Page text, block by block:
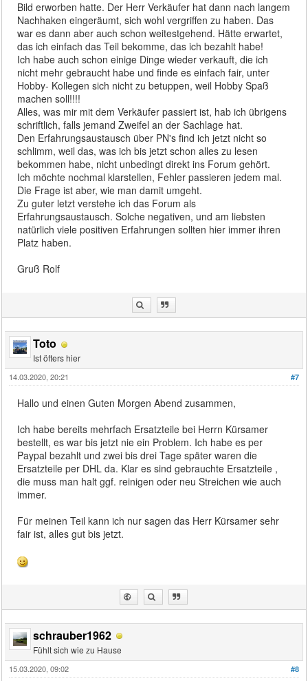
Bild erworben hatte. Der Herr Verkäufer hat dann nach langem
Nachhaken eingeräumt, sich wohl vergriffen zu haben. Das
war es dann aber auch schon weitestgehend. Hätte erwartet,
das ich einfach das Teil bekomme, das ich bezahlt habe!
Ich habe auch schon einige Dinge wieder verkauft, die ich
nicht mehr gebraucht habe und finde es einfach fair, unter
Hobby- Kollegen sich nicht zu betuppen, weil Hobby Spaß
machen soll!!!!
Alles, was mir mit dem Verkäufer passiert ist, hab ich übrigens
schriftlich, falls jemand Zweifel an der Sachlage hat.
Den Erfahrungsaustausch über PN's find ich jetzt nicht so
schlimm, weil das, was ich bis jetzt schon alles zu lesen
bekommen habe, nicht unbedingt direkt ins Forum gehört.
Ich möchte nochmal klarstellen, Fehler passieren jedem mal.
Die Frage ist aber, wie man damit umgeht.
Zu guter letzt verstehe ich das Forum als
Erfahrungsaustausch. Solche negativen, und am liebsten
natürlich viele positiven Erfahrungen sollten hier immer ihren
Platz haben.
Gruß Rolf
Toto
Ist öfters hier
#7
14.03.2020, 20:21
Hallo und einen Guten Morgen Abend zusammen,
Ich habe bereits mehrfach Ersatzteile bei Herrn Kürsamer
bestellt, es war bis jetzt nie ein Problem. Ich habe es per
Paypal bezahlt und zwei bis drei Tage später waren die
Ersatzteile per DHL da. Klar es sind gebrauchte Ersatzteile ,
die muss man halt ggf. reinigen oder neu Streichen wie auch
immer.
Für meinen Teil kann ich nur sagen das Herr Kürsamer sehr
fair ist, alles gut bis jetzt.
schrauber1962
Fühlt sich wie zu Hause
#8
15.03.2020, 09:02